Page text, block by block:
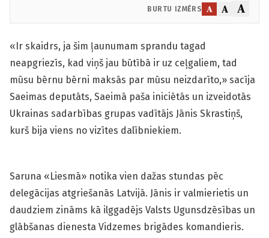
BURTU IZMĒRS A A A
«Ir skaidrs, ja šim ļaunumam sprandu tagad
neapgriezīs, kad viņš jau būtībā ir uz ceļgaliem, tad
mūsu bērnu bērni maksās par mūsu neizdarīto,» sacīja
Saeimas deputāts, Saeimā paša iniciētās un izveidotās
Ukrainas sadarbības grupas vadītājs Jānis Skrastiņš,
kurš bija viens no vizītes dalībniekiem.
Saruna «Liesmā» notika vien dažas stundas pēc
delegācijas atgriešanās Latvijā. Jānis ir valmierietis un
daudziem zināms kā ilggadējs Valsts Ugunsdzēsības un
glābšanas dienesta Vidzemes brigādes komandieris.